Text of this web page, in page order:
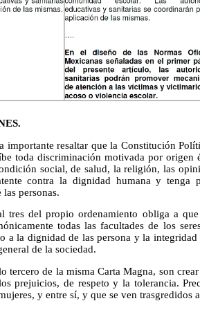
importante resaltar que la Constitución
toda discriminación motivada por origen
social, de salud, la religión, las
contra la dignidad humana y tenga
personas.
tres del propio ordenamiento obliga a
todas las facultades de los
a la dignidad de las persona y la
de la sociedad.
tercero de la misma Carta Magna, son
prejuicios, de respeto y la tolerancia.
y entre sí, y que se ven trasgredidos